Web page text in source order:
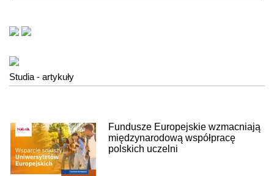
Studia - artykuły
Fundusze Europejskie wzmacniają
międzynarodową współpracę
polskich uczelni